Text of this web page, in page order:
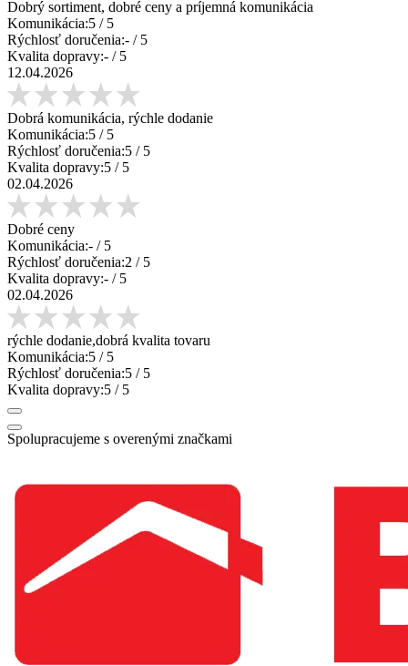
Dobrý sortiment, dobré ceny a príjemná komunikácia
Komunikácia:5 / 5
Rýchlosť doručenia:- / 5
Kvalita dopravy:- / 5
12.04.2026
Dobrá komunikácia, rýchle dodanie
Komunikácia:5 / 5
Rýchlosť doručenia:5 / 5
Kvalita dopravy:5 / 5
02.04.2026
Dobré ceny
Komunikácia:- / 5
Rýchlosť doručenia:2 / 5
Kvalita dopravy:- / 5
02.04.2026
rýchle dodanie,dobrá kvalita tovaru
Komunikácia:5 / 5
Rýchlosť doručenia:5 / 5
Kvalita dopravy:5 / 5
Spolupracujeme s overenými značkami